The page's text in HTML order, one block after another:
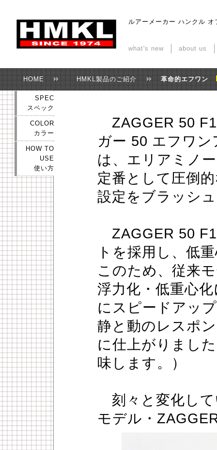
ルアーメーカー ハンクル オ
what's new about us
HOME HMKL製品のご紹介 革命的エフワン
SPEC
スペック
COLOR
カラー
HOW TO
USE
使い方
ZAGGER 50
ガー 50 エフワン
は、エリアミノ
定番として圧倒
設定をブラッシ
ZAGGER 50
トを採用し、低
このため、従来
浮力化・低重心
にスピードアッ
静と動のレスポ
に仕上がりまし
味します。）
刻々と変化して
モデル・